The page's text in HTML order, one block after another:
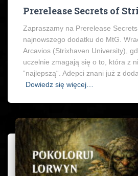
Prerelease Secrets of
Zapraszamy na Prerelease
najnowszego dodatku do MtG.
Arcavios (Strixhaven University),
uczelnie zmagają się o to, która z
“najlepszą“. Adepci znani już z
Dowiedz się więcej…